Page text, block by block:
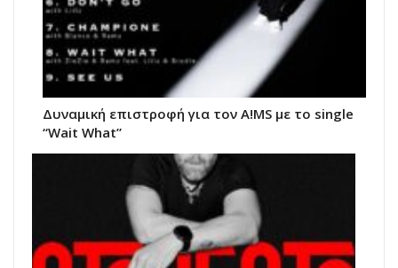
Δυναμική επιστροφή για τον A!MS με το single
“Wait What”